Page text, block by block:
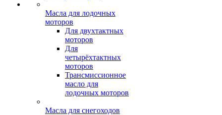
Масла для лодочных
моторов
Для двухтактных
моторов
Для
четырёхтактных
моторов
Трансмиссионное
масло для
лодочных моторов
Масла для снегоходов